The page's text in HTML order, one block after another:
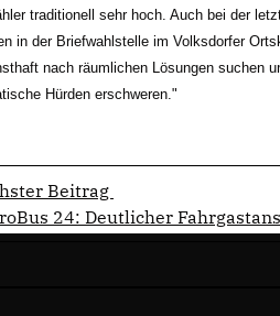
traditionell sehr hoch. Auch bei der
in der Briefwahlstelle im Volksdorfer
nach räumlichen Lösungen suchen
Hürden erschweren."
Beitrag
24: Deutlicher